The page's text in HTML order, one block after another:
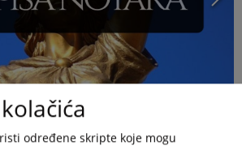
određene skripte koje mogu